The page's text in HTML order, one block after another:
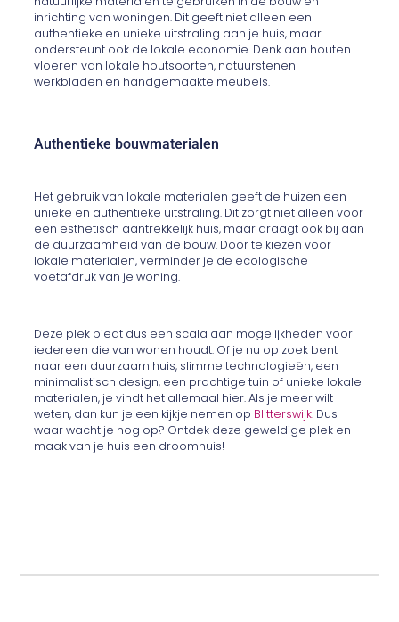
inrichting van woningen. Dit geeft niet alleen een
authentieke en unieke uitstraling aan je huis, maar
ondersteunt ook de lokale economie. Denk aan houten
vloeren van lokale houtsoorten, natuurstenen
werkbladen en handgemaakte meubels.
Authentieke bouwmaterialen
Het gebruik van lokale materialen geeft de huizen een
unieke en authentieke uitstraling. Dit zorgt niet alleen voor
een esthetisch aantrekkelijk huis, maar draagt ook bij aan
de duurzaamheid van de bouw. Door te kiezen voor
lokale materialen, verminder je de ecologische
voetafdruk van je woning.
Deze plek biedt dus een scala aan mogelijkheden voor
iedereen die van wonen houdt. Of je nu op zoek bent
naar een duurzaam huis, slimme technologieën, een
minimalistisch design, een prachtige tuin of unieke lokale
materialen, je vindt het allemaal hier. Als je meer wilt
weten, dan kun je een kijkje nemen op Blitterswijk. Dus
waar wacht je nog op? Ontdek deze geweldige plek en
maak van je huis een droomhuis!